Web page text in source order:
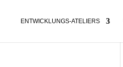
ENTWICKLUNGS-ATELIERS